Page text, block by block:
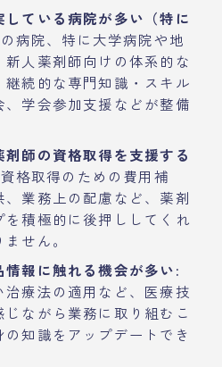
ている病院が多い（特に
病院、特に大学病院や地
人薬剤師向けの体系的な
続的な専門知識・スキル
、学会参加支援などが整備
師の資格取得を支援する
資格取得のための費用補
業務上の配慮など、薬剤
を積極的に後押ししてくれ
せん。
報に触れる機会が多い:
治療法の適用など、医療技
ながら業務に取り組むこ
の知識をアップデートでき